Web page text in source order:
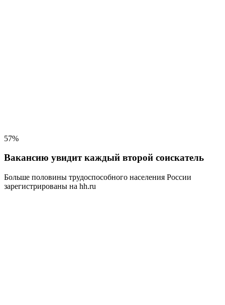
57%
Вакансию увидит каждый второй соискатель
Больше половины трудоспособного населения России
зарегистрированы на hh.ru